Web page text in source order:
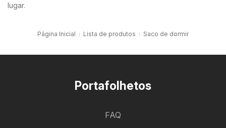
lugar.
Página Inicial Lista de produtos Saco de dormir
Portafolhetos
FAQ